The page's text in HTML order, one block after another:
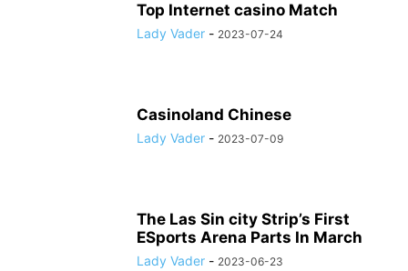
Top Internet casino Match
Lady Vader - 2023-07-24
Casinoland Chinese
Lady Vader - 2023-07-09
The Las Sin city Strip’s First
ESports Arena Parts In March
Lady Vader - 2023-06-23